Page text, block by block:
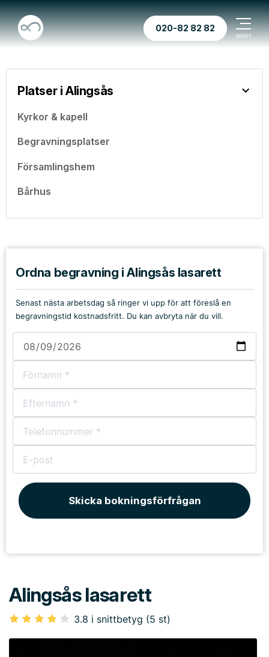
020-82 82 82
Platser i Alingsås
Kyrkor & kapell
Begravningsplatser
Församlingshem
Bårhus
Ordna begravning i Alingsås lasarett
Senast nästa arbetsdag så ringer vi upp för att föreslå en
begravningstid kostnadsfritt. Du kan avbryta när du vill.
Skicka bokningsförfrågan
Alingsås lasarett
3.8 i snittbetyg (5 st)